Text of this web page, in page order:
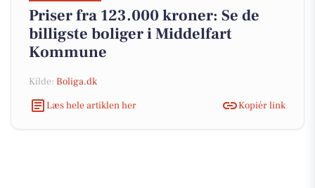
Priser fra 123.000 kroner: Se de
billigste boliger i Middelfart
Kommune
Kilde: Boliga.dk
Læs hele artiklen her
Kopiér link